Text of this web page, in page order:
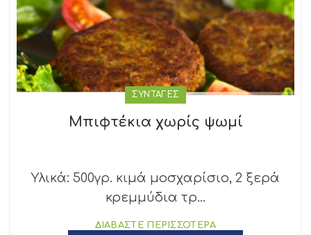
ΣΥΝΤΑΓΕΣ
Μπιφτέκια χωρίς ψωμί
Υλικά: 500γρ. κιμά μοσχαρίσιο, 2 ξερά
κρεμμύδια τρ...
ΔΙΑΒΑΣΤΕ ΠΕΡΙΣΣΟΤΕΡΑ